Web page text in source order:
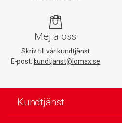
Mejla oss
Skriv till vår kundtjänst
E-post: kundtjanst@lomax.se
Kundtjänst